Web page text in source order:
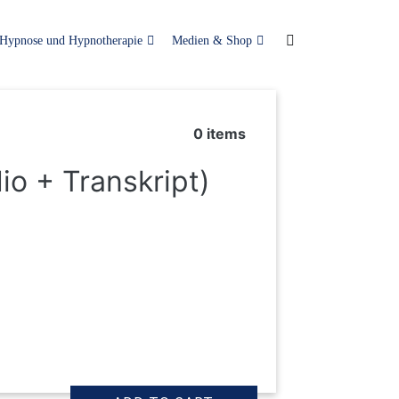
Hypnose und Hypnotherapie Medien & Shop
0items
+ Transkript)